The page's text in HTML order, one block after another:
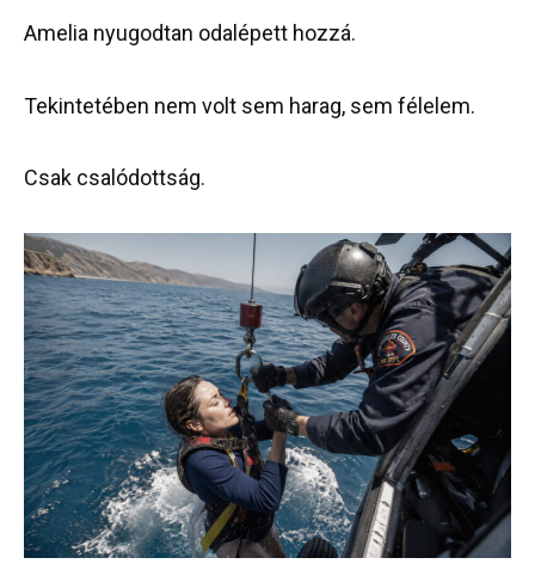
Amelia nyugodtan odalépett hozzá.
Tekintetében nem volt sem harag, sem félelem.
Csak csalódottság.